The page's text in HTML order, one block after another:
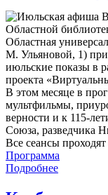
Областная
М. Ульяновой, 1)
июльские показы в
проекта
В этом месяце в
мультфильмы,
верности и к 115-
Союза, разведчика
Все сеансы
Программа
Подробнее